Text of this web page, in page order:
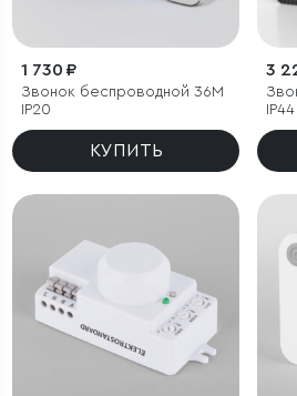
1 730 ₽
Звонок беспроводной 36M
IP20
КУПИТЬ
3